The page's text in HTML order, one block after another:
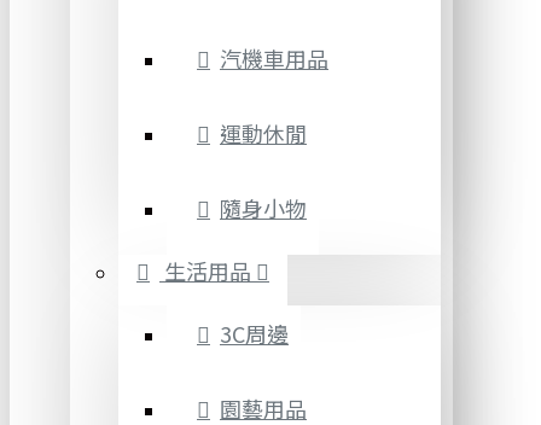
汽機車用品
運動休閒
隨身小物
生活用品
3C周邊
園藝用品